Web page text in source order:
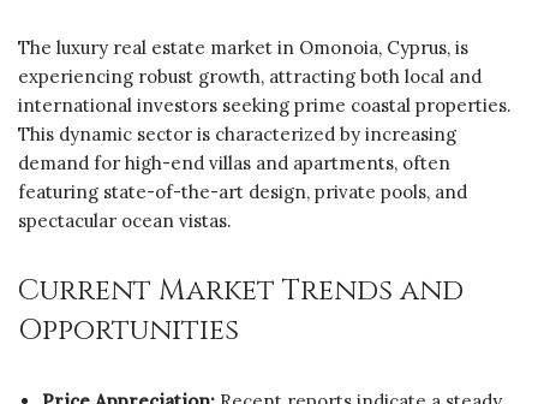
The luxury real estate market in Omonoia, Cyprus, is
experiencing robust growth, attracting both local and
international investors seeking prime coastal properties.
This dynamic sector is characterized by increasing
demand for high-end villas and apartments, often
featuring state-of-the-art design, private pools, and
spectacular ocean vistas.
Current Market Trends and
Opportunities